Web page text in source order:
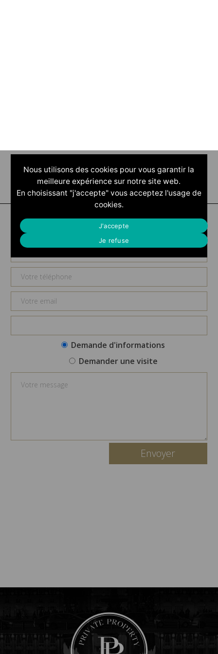
Demande d'informations
Demande d'informations
Demander une visite
Nous utilisons des cookies pour vous garantir la
meilleure expérience sur notre site web.
En choisissant "j'accepte" vous acceptez l'usage de
cookies.
J'accepte
Je refuse